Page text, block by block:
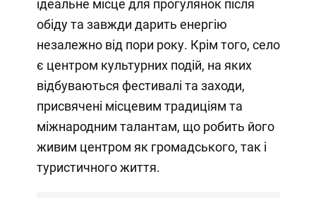
ідеальне місце для прогулянок після
обіду та завжди дарить енергію
незалежно від пори року. Крім того, село
є центром культурних подій, на яких
відбуваються фестивалі та заходи,
присвячені місцевим традиціям та
міжнародним талантам, що робить його
живим центром як громадського, так і
туристичного життя.